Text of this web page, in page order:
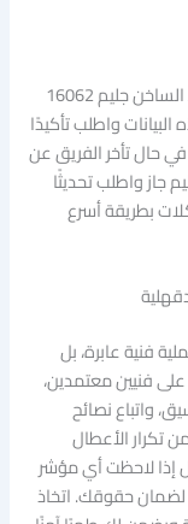
عند الاتصال برقم صيانة جليم جاز 16062 أو الخط الساخن جليم 16062
واطلب تأكيدًا
في حال تأخر الفريق عن
جاز واطلب تحديثًا
بطريقة أسرع
فنية عابرة، بل
فنيين معتمدين،
عملاء جليم جاز 16062 للتنسيق، واتباع نصائح
تكرار الأعطال
لاحظت أي مؤشر
حقوقك. اتخاذ